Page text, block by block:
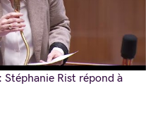
Stéphanie Rist répond à